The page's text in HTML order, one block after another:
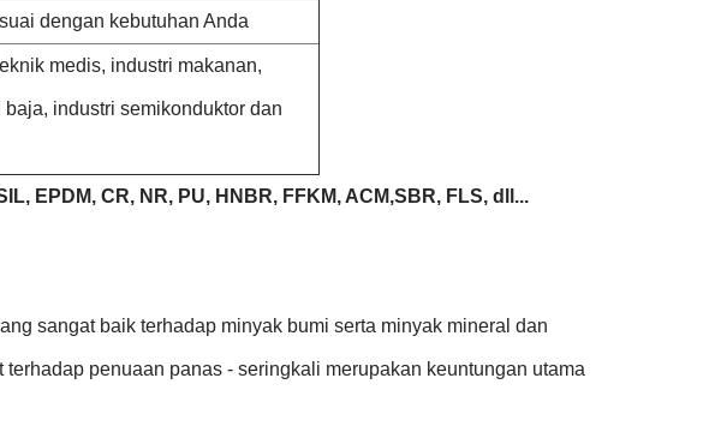
dengan kebutuhan Anda
medis, industri makanan,
industri semikonduktor dan
EPDM, CR, NR, PU, HNBR, FFKM, ACM,SBR, FLS, dll...
sangat baik terhadap minyak bumi serta minyak mineral dan
penuaan panas - seringkali merupakan keuntungan utama